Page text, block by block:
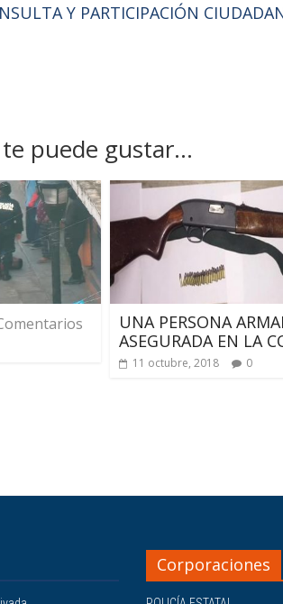
Y PARTICIPACIÓN
puede gustar...
UNA PERSONA
ASEGURADA EN LA
11 octubre, 2018 0
Corporaciones